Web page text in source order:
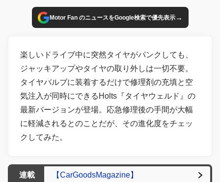
Motor Fan のニュースをGoogle検索で優先表示→
楽しいドライブ中に突然タイヤがパンクしても、
ジャッキアップやタイヤの取り外しは一切不要。
タイヤバルブに装着するだけで修理剤の充填と空
気注入が同時にできるHolts『タイヤウェルド』の
最新バージョンが登場。応急修理後の手間が大幅
に軽減されるとのことだが、その進化度をチェッ
クしてみた。
連載 【CarGoodsMagazine】